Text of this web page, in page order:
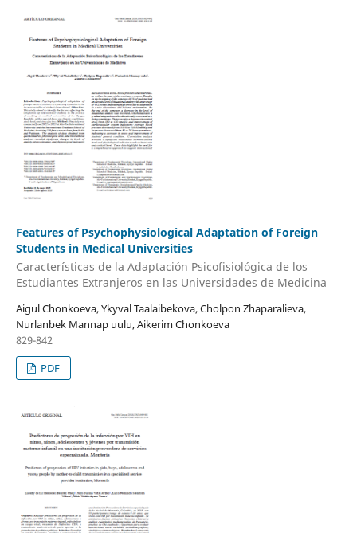
Features of Psychophysiological Adaptation of Foreign
Students in Medical Universities
Características de la Adaptación Psicofisiológica de los
Estudiantes Extranjeros en las Universidades de Medicina
Aigul Chonkoeva, Ykyval Taalaibekova, Cholpon Zhaparalieva,
Nurlanbek Mannap uulu, Aikerim Chonkoeva
829-842
PDF